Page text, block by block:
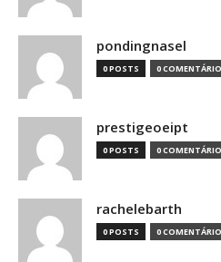
pondingnasel
0 POSTS 0
prestigeoeipt
0 POSTS 0
rachelebarth
0 POSTS 0